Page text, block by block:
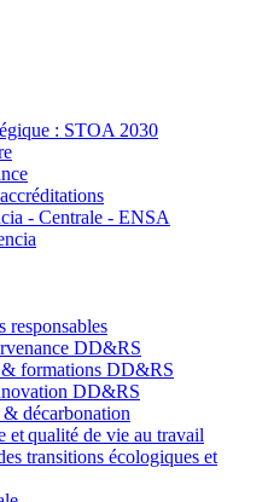
: STOA 2030
- Centrale - ENSA
responsables
DD&RS
& formations DD&RS
DD&RS
décarbonation
et qualité de vie au travail
transitions écologiques et